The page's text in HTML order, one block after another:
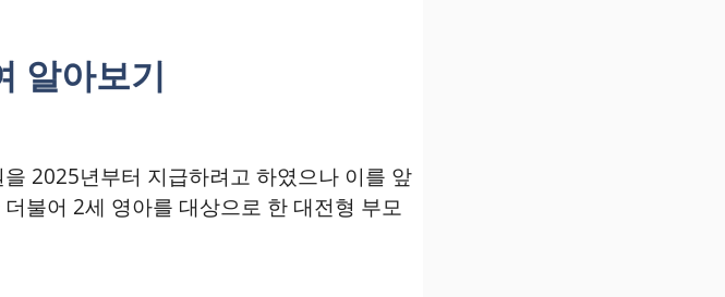
알아보기
2025년부터 지급하려고 하였으나 이를 앞
불어 2세 영아를 대상으로 한 대전형 부모